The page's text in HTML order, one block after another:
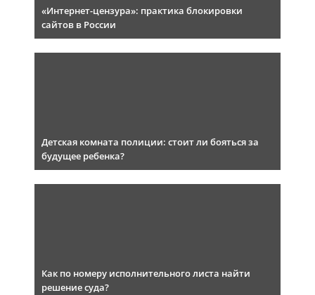
«Интернет-цензура»: практика блокировки
сайтов в России
Детская комната полиции: стоит ли бояться за
будущее ребенка?
Как по номеру исполнительного листа найти
решение суда?